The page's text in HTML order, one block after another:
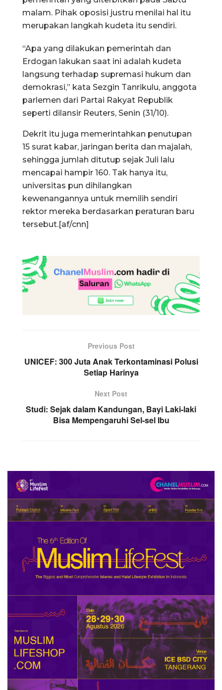
malam. Pihak oposisi justru menilai hal itu
merupakan langkah kudeta itu sendiri.
“Apa yang dilakukan pemerintah dan
Erdogan lakukan saat ini adalah kudeta
langsung terhadap supremasi hukum dan
demokrasi,” kata Sezgin Tanrikulu, anggota
parlemen dari Partai Rakyat Republik
seperti dilansir Reuters, Senin (31/10).
Dekrit itu juga memerintahkan penutupan
15 surat kabar, jaringan berita dan majalah,
sehingga jumlah ditutup sejak Juli lalu
mencapai hampir 160. Tak hanya itu,
universitas pun dihilangkan
kewenangannya untuk memilih sendiri
rektor mereka berdasarkan peraturan baru
tersebut.[af/cnn]
Previous Post
UNICEF: 300 Juta Anak Terkontaminasi Polusi
Setiap Harinya
Next Post
Studi: Sejak dalam Kandungan, Bayi Laki-laki
Bisa Mempengaruhi Sel-sel Ibu